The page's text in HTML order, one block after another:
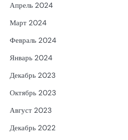
Апрель 2024
Март 2024
Февраль 2024
Январь 2024
Декабрь 2023
Октябрь 2023
Август 2023
Декабрь 2022